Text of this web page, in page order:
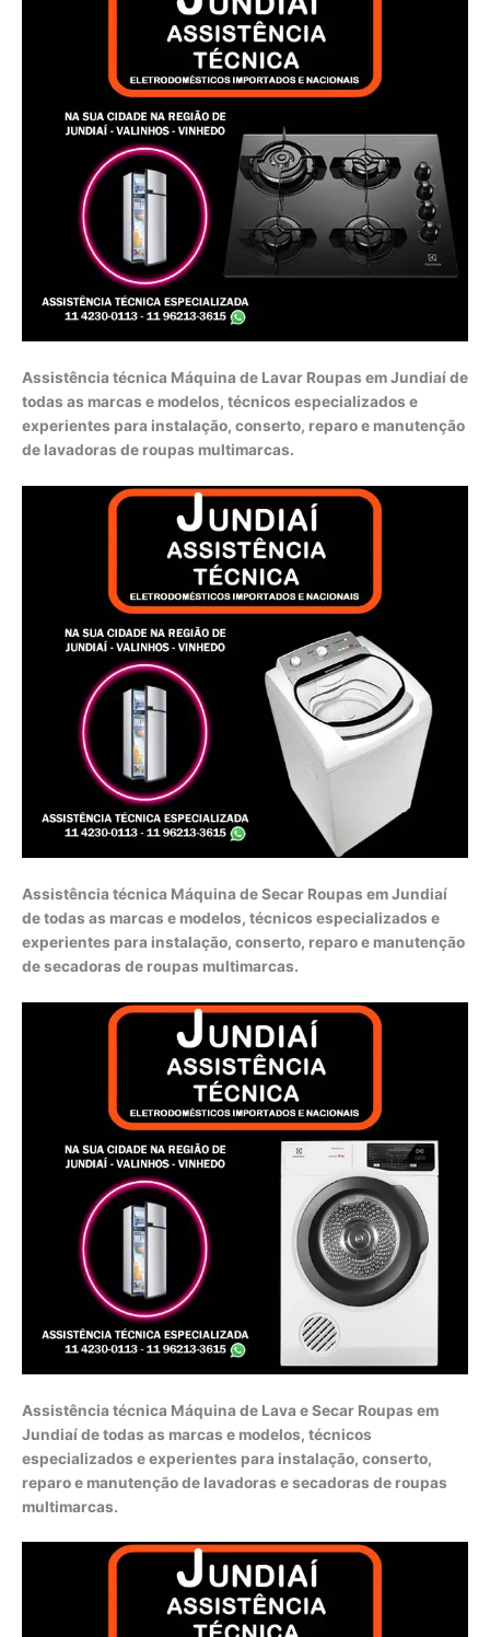
Assistência técnica Máquina de Lavar Roupas em Jundiaí de
todas as marcas e modelos, técnicos especializados e
experientes para instalação, conserto, reparo e manutenção
de lavadoras de roupas multimarcas.
Assistência técnica Máquina de Secar Roupas em Jundiaí
de todas as marcas e modelos, técnicos especializados e
experientes para instalação, conserto, reparo e manutenção
de secadoras de roupas multimarcas.
Assistência técnica Máquina de Lava e Secar Roupas em
Jundiaí de todas as marcas e modelos, técnicos
especializados e experientes para instalação, conserto,
reparo e manutenção de lavadoras e secadoras de roupas
multimarcas.